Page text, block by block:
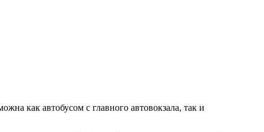
как автобусом с главного автовокзала, так и